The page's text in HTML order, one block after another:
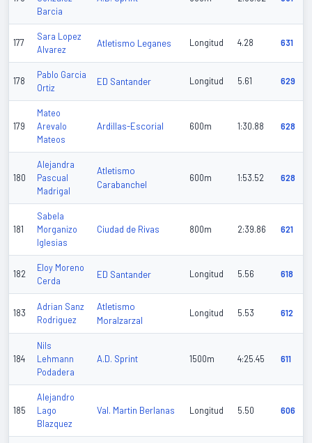
Barcia
177
Sara Lopez
Alvarez
Atletismo Leganes Longitud 4.28 631
178
Pablo Garcia
Ortiz
ED Santander Longitud 5.61 629
179
Mateo
Arevalo
Mateos
Ardillas-Escorial 600m 1:30.88 628
180
Alejandra
Pascual
Madrigal
Atletismo
Carabanchel
600m 1:53.52 628
181
Sabela
Morganizo
Iglesias
Ciudad de Rivas 800m 2:39.86 621
182
Eloy Moreno
Cerda
ED Santander Longitud 5.56 618
183
Adrian Sanz
Rodriguez
Atletismo
Moralzarzal
Longitud 5.53 612
184
Nils
Lehmann
Podadera
A.D. Sprint 1500m 4:25.45 611
185
Alejandro
Lago
Blazquez
Val. Martin Berlanas Longitud 5.50 606